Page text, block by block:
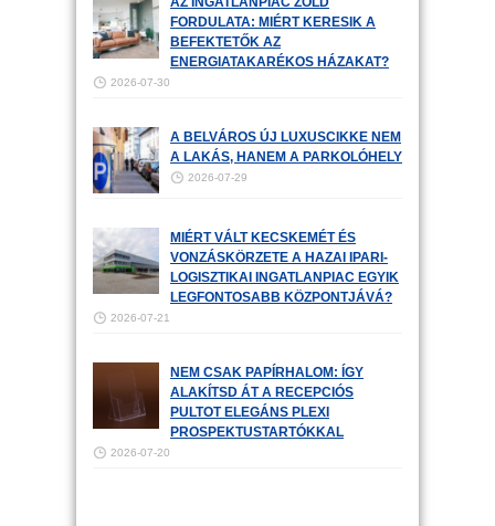
FORDULATA: MIÉRT KERESIK A
BEFEKTETŐK AZ
ENERGIATAKARÉKOS HÁZAKAT?
2026-07-30
A BELVÁROS ÚJ LUXUSCIKKE NEM
A LAKÁS, HANEM A PARKOLÓHELY
2026-07-29
MIÉRT VÁLT KECSKEMÉT ÉS
VONZÁSKÖRZETE A HAZAI IPARI-
LOGISZTIKAI INGATLANPIAC EGYIK
LEGFONTOSABB KÖZPONTJÁVÁ?
2026-07-21
NEM CSAK PAPÍRHALOM: ÍGY
ALAKÍTSD ÁT A RECEPCIÓS
PULTOT ELEGÁNS PLEXI
PROSPEKTUSTARTÓKKAL
2026-07-20